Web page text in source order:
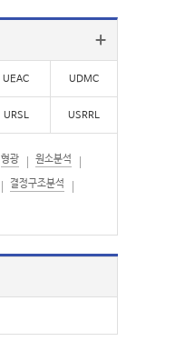
UEAC UDMC
URSL USRRL
형광 원소분석
결정구조분석